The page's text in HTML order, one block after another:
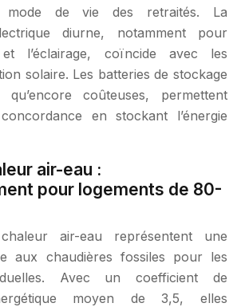
mode de vie des retraités. La
diurne, notamment pour
et l’éclairage, coïncide avec les
solaire. Les batteries de stockage
qu’encore coûteuses, permettent
en stockant l’énergie
air-eau :
pour logements de 80-
air-eau représentent une
aux chaudières fossiles pour les
Avec un coefficient de
moyen de 3,5, elles